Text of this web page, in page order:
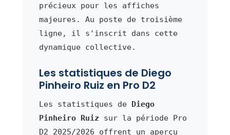
précieux pour les affiches
majeures. Au poste de troisième
ligne, il s'inscrit dans cette
dynamique collective.
Les statistiques de Diego
Pinheiro Ruiz en Pro D2
Les statistiques de Diego
Pinheiro Ruiz sur la période Pro
D2 2025/2026 offrent un aperçu